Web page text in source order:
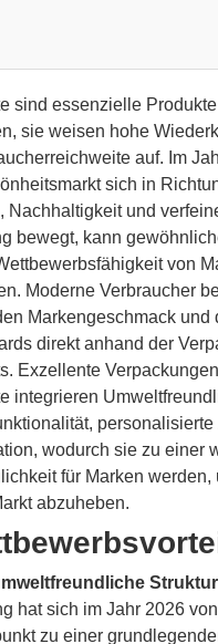
sind essenzielle
sie weisen hohe
auf. Im
sich in
Nachhaltigkeit und
bewegt, kann
von
Moderne Verbraucher
Markengeschmack und
direkt anhand der
Exzellente
integrieren
personalisierte
wodurch sie zu einer
für Marken werden,
abzuheben.
Struktur
hat sich im Jahr 2026
zu einer